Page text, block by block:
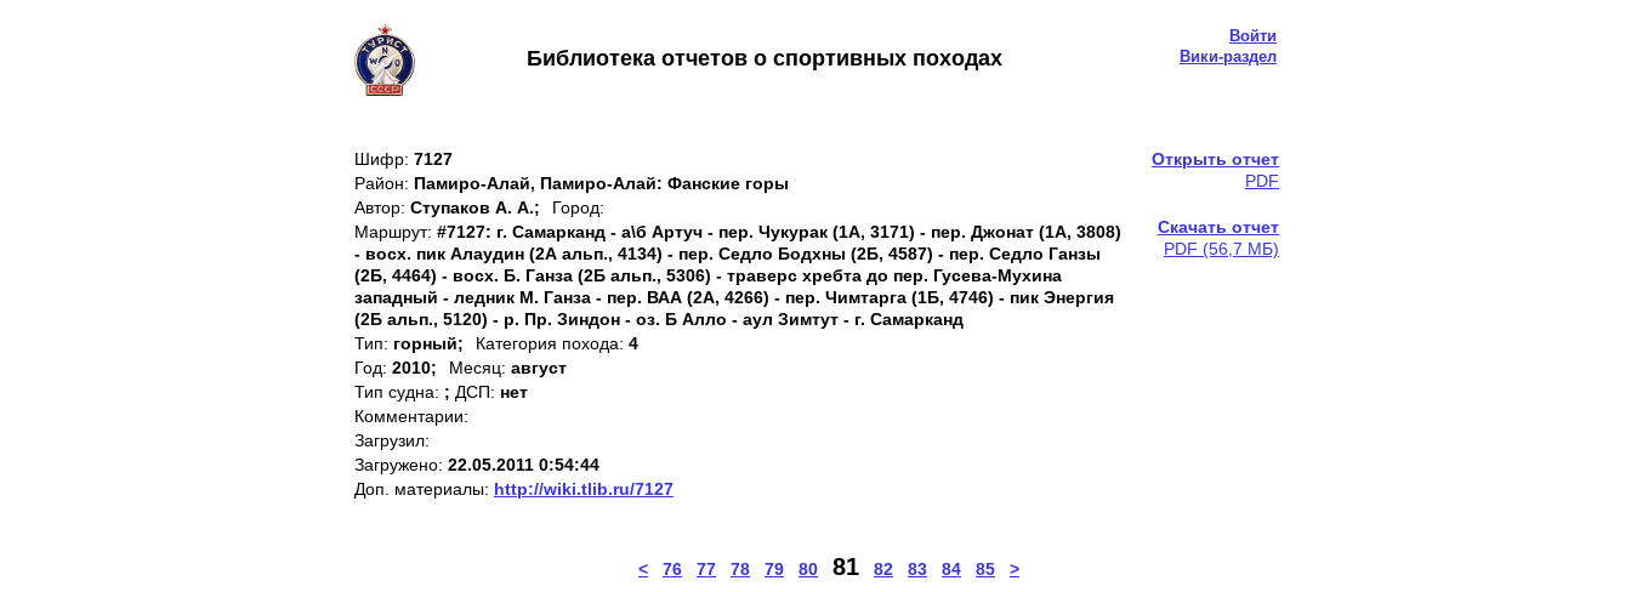
Войти
Библиотека отчетов о спортивных походах Вики-раздел
Шифр: 7127
Район: Памиро-Алай, Памиро-Алай: Фанские горы
Автор: Ступаков А. А.;
Город:
Маршрут: #7127: г. Самарканд - а\б Артуч - пер. Чукурак (1А, 3171) - пер. Джонат (1А, 3808)
- восх. пик Алаудин (2А альп., 4134) - пер. Седло Бодхны (2Б, 4587) - пер. Седло Ганзы
(2Б, 4464) - восх. Б. Ганза (2Б альп., 5306) - траверс хребта до пер. Гусева-Мухина
западный - ледник М. Ганза - пер. ВАА (2А, 4266) - пер. Чимтарга (1Б, 4746) - пик Энергия
(2Б альп., 5120) - р. Пр. Зиндон - оз. Б Алло - аул Зимтут - г. Самарканд
Тип: горный; Категория похода: 4
Год: 2010; Месяц: август
Тип судна: ; ДСП: нет
Комментарии:
Загрузил:
Загружено: 22.05.2011 0:54:44
Доп. материалы: http://wiki.tlib.ru/7127
Открыть отчет
PDF
Скачать отчет
PDF (56,7 МБ)
< 76 77 78 79 80 81 82 83 84 85 >